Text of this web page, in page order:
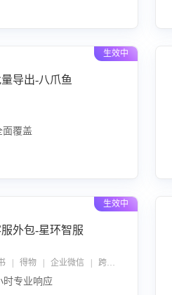
生效中
导出-八爪鱼
面覆盖
生效中
外包-星环智服
京东 | 快手 | 抖音 | 淘宝 | 小红书 | 得物 | 企业微信 | 跨平台
时专业响应